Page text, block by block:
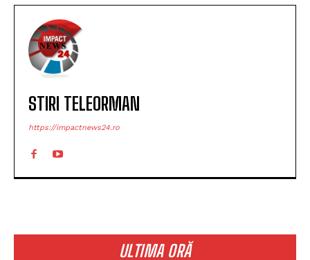
ULTIMA ORĂ
STIRI TELEORMAN
https://impactnews24.ro